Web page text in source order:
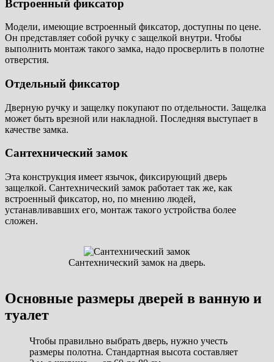
Встроенный фиксатор
Модели, имеющие встроенный фиксатор, доступны по цене.
Он представляет собой ручку с защелкой внутри. Чтобы
выполнить монтаж такого замка, надо просверлить в полотне
отверстия.
Отдельный фиксатор
Дверную ручку и защелку покупают по отдельности. Защелка
может быть врезной или накладной. Последняя выступает в
качестве замка.
Сантехнический замок
Эта конструкция имеет язычок, фиксирующий дверь
защелкой. Сантехнический замок работает так же, как
встроенный фиксатор, но, по мнению людей,
устанавливавших его, монтаж такого устройства более
сложен.
Сантехнический замок на дверь.
Основные размеры дверей в ванную и
туалет
Чтобы правильно выбрать дверь, нужно учесть
размеры полотна. Стандартная высота составляет